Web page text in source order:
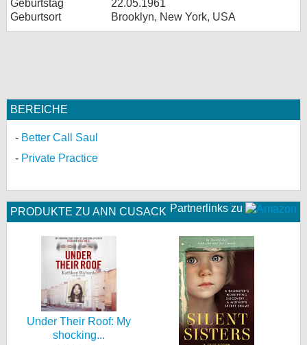
Geburtstag
22.05.1961
Geburtsort
Brooklyn, New York, USA
BEREICHE
Better Call Saul
Private Practice
Partnerlinks zu
PRODUKTE ZU ANN CUSACK
Under Their Roof: My
shocking...